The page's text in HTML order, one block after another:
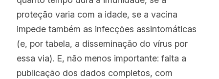
proteção varia com a idade, se a vacina
impede também as infecções assintomáticas
(e, por tabela, a disseminação do vírus por
essa via). E, não menos importante: falta a
publicação dos dados completos, com